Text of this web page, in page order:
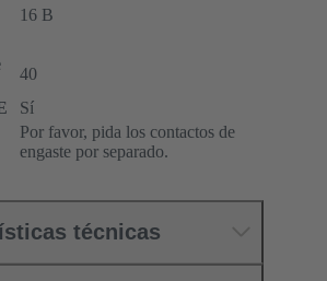
16 B
40
Sí
Por favor, pida los contactos de
engaste por separado.
técnicas